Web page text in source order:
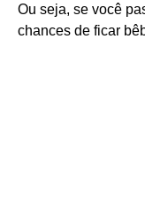
Ou seja, se você
chances de ficar